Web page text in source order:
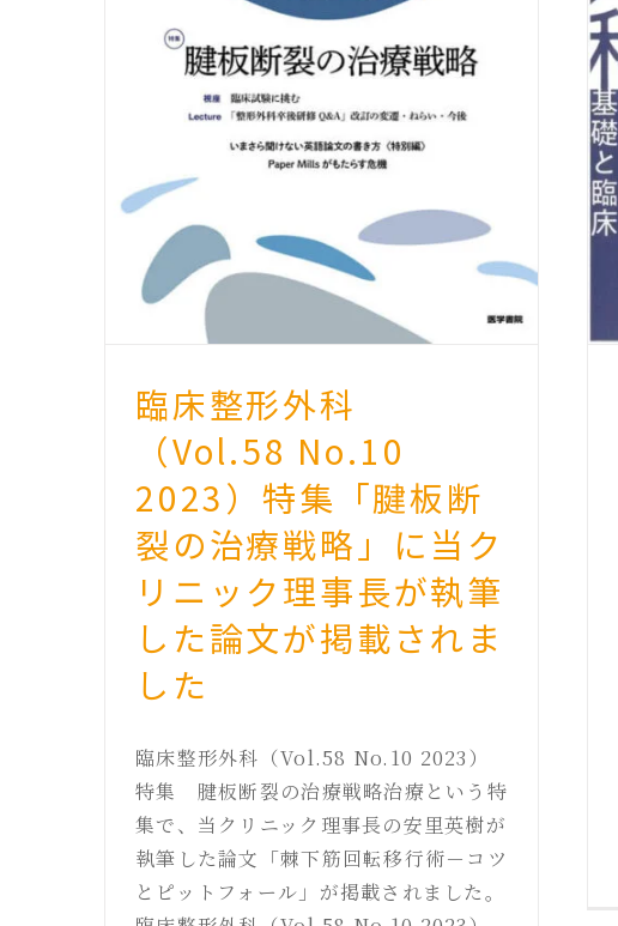
臨床整形外科
（Vol.58 No.10
2023）特集「腱板断
裂の治療戦略」に当ク
リニック理事長が執筆
した論文が掲載されま
した
臨床整形外科（Vol.58 No.10 2023）
特集 腱板断裂の治療戦略治療という特
集で、当クリニック理事長の安里英樹が
執筆した論文「棘下筋回転移行術－コツ
とピットフォール」が掲載されました。